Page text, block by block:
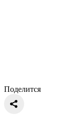
Поделится